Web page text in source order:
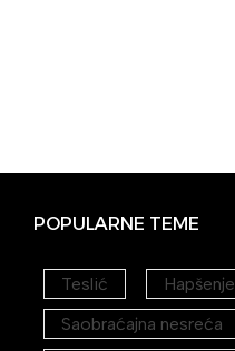
POPULARNE TEME
Teslić
Hapšenje
Saobraćajna nesreća